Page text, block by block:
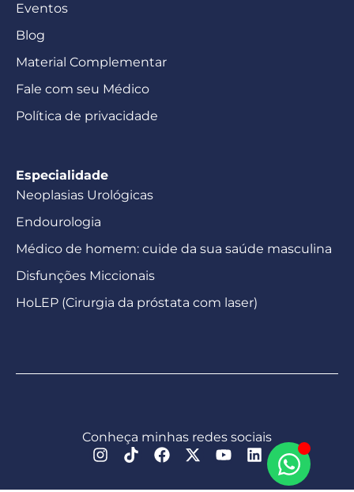
Eventos
Blog
Material Complementar
Fale com seu Médico
Política de privacidade
Especialidade
Neoplasias Urológicas
Endourologia
Médico de homem: cuide da sua saúde masculina
Disfunções Miccionais
HoLEP (Cirurgia da próstata com laser)
Conheça minhas redes sociais